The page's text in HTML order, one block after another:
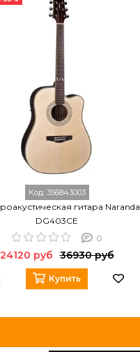
Код: 356843003
гитара Naranda
DG403CE
0
24120 руб 36930 руб
Купить